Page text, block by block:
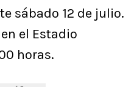
sábado 12 de julio.
el Estadio
horas.